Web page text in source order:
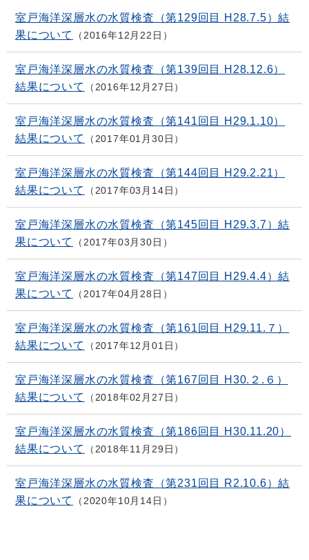
室戸海洋深層水の水質検査（第129回目 H28.7.5）結
果について
2016年12月22日
室戸海洋深層水の水質検査（第139回目 H28.12.6）
結果について
2016年12月27日
室戸海洋深層水の水質検査（第141回目 H29.1.10）
結果について
2017年01月30日
室戸海洋深層水の水質検査（第144回目 H29.2.21）
結果について
2017年03月14日
室戸海洋深層水の水質検査（第145回目 H29.3.7）結
果について
2017年03月30日
室戸海洋深層水の水質検査（第147回目 H29.4.4）結
果について
2017年04月28日
室戸海洋深層水の水質検査（第161回目 H29.11.７）
結果について
2017年12月01日
室戸海洋深層水の水質検査（第167回目 H30.２.６）
結果について
2018年02月27日
室戸海洋深層水の水質検査（第186回目 H30.11.20）
結果について
2018年11月29日
室戸海洋深層水の水質検査（第231回目 R2.10.6）結
果について
2020年10月14日